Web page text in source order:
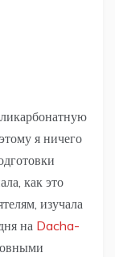
я ничего
как это
изучала
на Dacha-